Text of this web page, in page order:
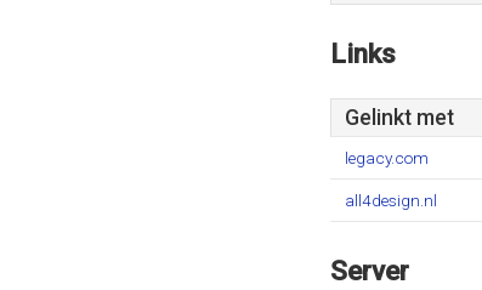
Links
Gelinkt met
legacy.com
all4design.nl
Server